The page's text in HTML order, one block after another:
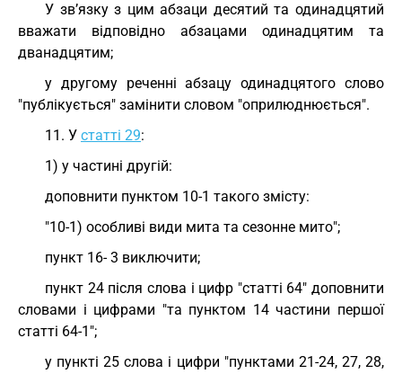
У зв’язку з цим абзаци десятий та одинадцятий
вважати відповідно абзацами одинадцятим та
дванадцятим;
у другому реченні абзацу одинадцятого слово
"публікується" замінити словом "оприлюднюється".
11. У статті 29:
1) у частині другій:
доповнити пунктом 10-1 такого змісту:
"10-1) особливі види мита та сезонне мито";
пункт 16- 3 виключити;
пункт 24 після слова і цифр "статті 64" доповнити
словами і цифрами "та пунктом 14 частини першої
статті 64-1";
у пункті 25 слова і цифри "пунктами 21-24, 27, 28,